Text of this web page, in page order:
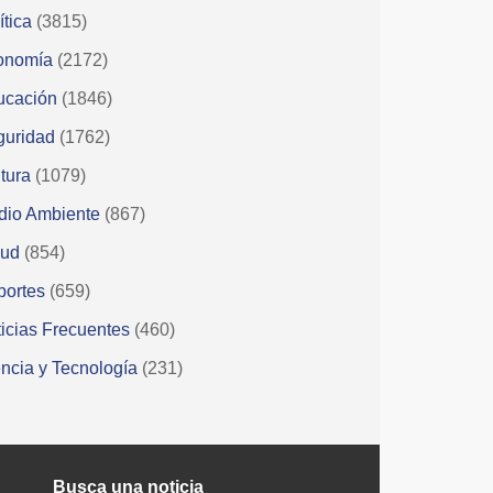
(3815)
(2172)
(1846)
(1762)
(1079)
Ambiente (867)
(854)
(659)
Frecuentes (460)
y Tecnología (231)
Busca una noticia